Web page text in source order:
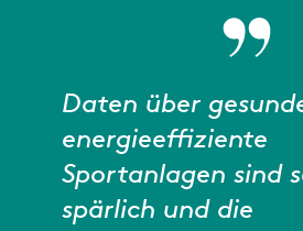
Daten über
energieeffiziente
Sportanlagen sind
spärlich und die